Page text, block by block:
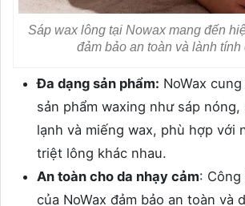
Sáp wax lông tại Nowax mang đến
đảm bảo an toàn và lành tính
Đa dạng sản phẩm: NoWax
sản phẩm waxing như sáp nóng,
lạnh và miếng wax, phù hợp với
triệt lông khác nhau.
An toàn cho da nhạy cảm:
của NoWax đảm bảo an toàn và